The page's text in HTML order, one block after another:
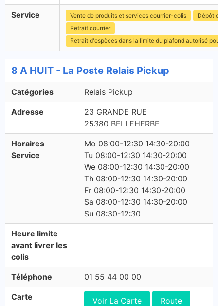
Service Vente de produits et services courrier-colis
Dépôt
Retrait courrier
Retrait d'espèces dans la limite du plafond autorisé
8 A HUIT - La Poste Relais Pickup
Catégories Relais Pickup
Adresse
23 GRANDE RUE
25380 BELLEHERBE
Horaires
Service
Mo 08:00-12:30 14:30-20:00
Tu 08:00-12:30 14:30-20:00
We 08:00-12:30 14:30-20:00
Th 08:00-12:30 14:30-20:00
Fr 08:00-12:30 14:30-20:00
Sa 08:00-12:30 14:30-20:00
Su 08:30-12:30
Heure limite
avant livrer les
colis
Téléphone 01 55 44 00 00
Carte Voir La Carte Route